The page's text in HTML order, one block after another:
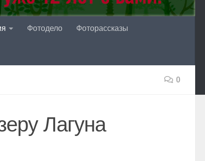
Фотодело Фоторассказы
0
Лагуна